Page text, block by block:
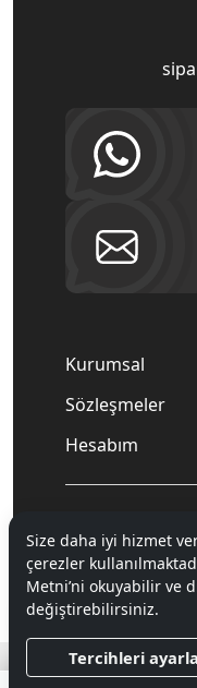
Kurumsal
Sözleşmeler
Hesabım
© 2020
Hipotenüs Yeni
Size daha iyi hizmet
çerezler
Metni’ni okuyabilir ve
değiştirebilirsiniz.
Tercihleri ayarla